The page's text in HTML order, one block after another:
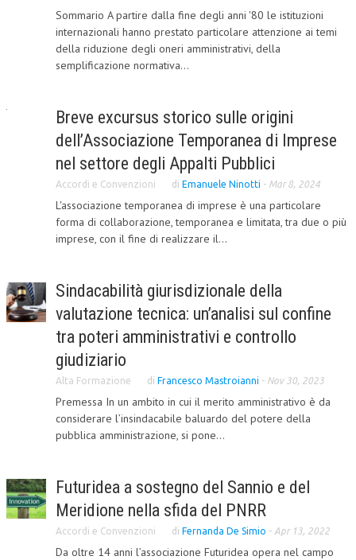
Sommario A partire dalla fine degli anni '80 le istituzioni
internazionali hanno prestato particolare attenzione ai temi
della riduzione degli oneri amministrativi, della
semplificazione normativa...
Breve excursus storico sulle origini
dell’Associazione Temporanea di Imprese
nel settore degli Appalti Pubblici
Accordi e Convenzioni di Emanuele Ninotti - Mar 8, 2024
L'associazione temporanea di imprese è una particolare
forma di collaborazione, temporanea e limitata, tra due o più
imprese, con il fine di realizzare il...
Sindacabilità giurisdizionale della
valutazione tecnica: un’analisi sul confine
tra poteri amministrativi e controllo
giudiziario
Alta Formazione di Francesco Mastroianni - Nov 30, 2023
Premessa In un ambito in cui il merito amministrativo è da
considerare l’insindacabile baluardo del potere della
pubblica amministrazione, si pone...
Futuridea a sostegno del Sannio e del
Meridione nella sfida del PNRR
Accordi e Convenzioni di Fernanda De Simio - Apr 13, 2022
Da oltre 14 anni l’associazione Futuridea opera nel campo